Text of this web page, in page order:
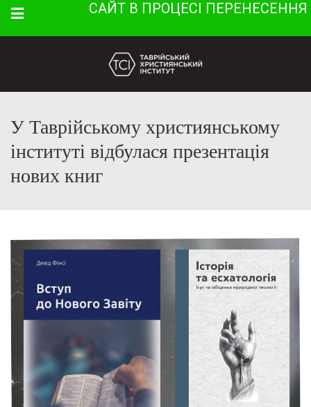
Menu САЙТ В ПРОЦЕСІ ПЕРЕНЕСЕННЯ
У Таврійському християнському
інституті відбулася презентація
нових книг